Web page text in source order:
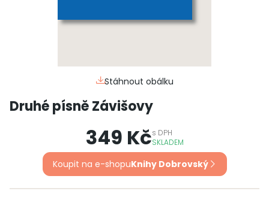
Stáhnout obálku
Druhé písně Závišovy
349 Kčs DPH
SKLADEM
Koupit na e-shopuKnihy Dobrovský